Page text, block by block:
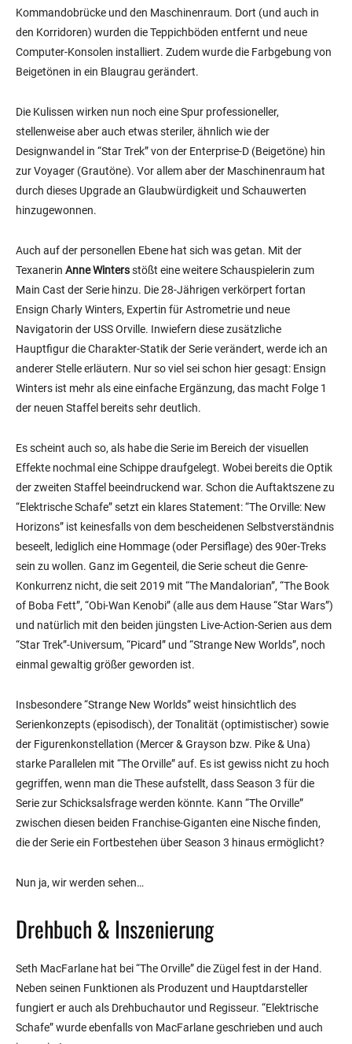
Kommandobrücke und den Maschinenraum. Dort (und auch in
den Korridoren) wurden die Teppichböden entfernt und neue
Computer-Konsolen installiert. Zudem wurde die Farbgebung von
Beigetönen in ein Blaugrau gerändert.
Die Kulissen wirken nun noch eine Spur professioneller,
stellenweise aber auch etwas steriler, ähnlich wie der
Designwandel in “Star Trek” von der Enterprise-D (Beigetöne) hin
zur Voyager (Grautöne). Vor allem aber der Maschinenraum hat
durch dieses Upgrade an Glaubwürdigkeit und Schauwerten
hinzugewonnen.
Auch auf der personellen Ebene hat sich was getan. Mit der
Texanerin Anne Wintersstößt eine weitere Schauspielerin zum
Main Cast der Serie hinzu. Die 28-Jährigen verkörpert fortan
Ensign Charly Winters, Expertin für Astrometrie und neue
Navigatorin der USS Orville. Inwiefern diese zusätzliche
Hauptfigur die Charakter-Statik der Serie verändert, werde ich an
anderer Stelle erläutern. Nur so viel sei schon hier gesagt: Ensign
Winters ist mehr als eine einfache Ergänzung, das macht Folge 1
der neuen Staffel bereits sehr deutlich.
Es scheint auch so, als habe die Serie im Bereich der visuellen
Effekte nochmal eine Schippe draufgelegt. Wobei bereits die Optik
der zweiten Staffel beeindruckend war. Schon die Auftaktszene zu
“Elektrische Schafe” setzt ein klares Statement: “The Orville: New
Horizons” ist keinesfalls von dem bescheidenen Selbstverständnis
beseelt, lediglich eine Hommage (oder Persiflage) des 90er-Treks
sein zu wollen. Ganz im Gegenteil, die Serie scheut die Genre-
Konkurrenz nicht, die seit 2019 mit “The Mandalorian”, “The Book
of Boba Fett”, “Obi-Wan Kenobi” (alle aus dem Hause “Star Wars”)
und natürlich mit den beiden jüngsten Live-Action-Serien aus dem
“Star Trek”-Universum, “Picard” und “Strange New Worlds”, noch
einmal gewaltig größer geworden ist.
Insbesondere “Strange New Worlds” weist hinsichtlich des
Serienkonzepts (episodisch), der Tonalität (optimistischer) sowie
der Figurenkonstellation (Mercer & Grayson bzw. Pike & Una)
starke Parallelen mit “The Orville” auf. Es ist gewiss nicht zu hoch
gegriffen, wenn man die These aufstellt, dass Season 3 für die
Serie zur Schicksalsfrage werden könnte. Kann “The Orville”
zwischen diesen beiden Franchise-Giganten eine Nische finden,
die der Serie ein Fortbestehen über Season 3 hinaus ermöglicht?
Nun ja, wir werden sehen…
Drehbuch & Inszenierung
Seth MacFarlane hat bei “The Orville” die Zügel fest in der Hand.
Neben seinen Funktionen als Produzent und Hauptdarsteller
fungiert er auch als Drehbuchautor und Regisseur. “Elektrische
Schafe” wurde ebenfalls von MacFarlane geschrieben und auch